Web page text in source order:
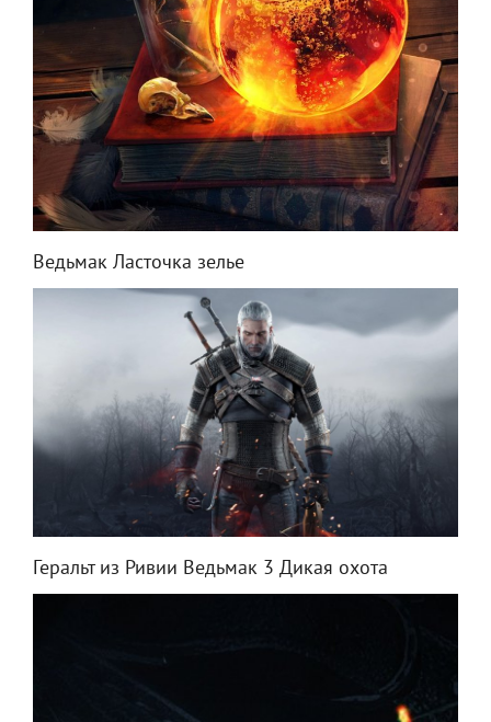
Ведьмак Ласточка зелье
Геральт из Ривии Ведьмак 3 Дикая охота